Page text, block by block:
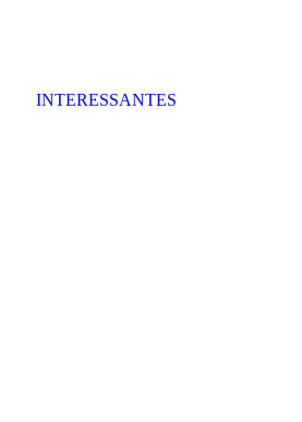
INTERESSANTES